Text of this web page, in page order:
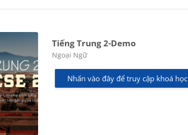
Tiếng Trung 2-Demo
Các loại khóa học
Ngoại Ngữ
Nhấn vào đây để truy cập khoá học